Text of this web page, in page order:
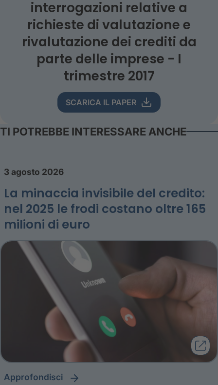
interrogazioni relative a
richieste di valutazione e
rivalutazione dei crediti da
parte delle imprese - I
trimestre 2017
SCARICA IL PAPER
TI POTREBBE INTERESSARE ANCHE
3 agosto 2026
La minaccia invisibile del credito:
nel 2025 le frodi costano oltre 165
milioni di euro
approfondisci